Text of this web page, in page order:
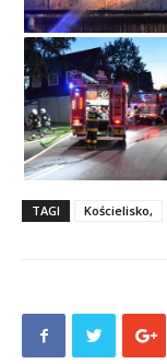
TAGI Kościelisko,